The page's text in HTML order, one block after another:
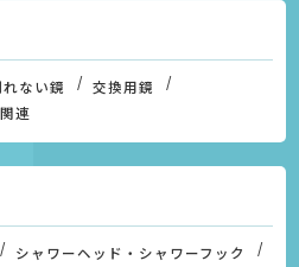
れない鏡
交換用鏡
関連
シャワーヘッド・シャワーフック